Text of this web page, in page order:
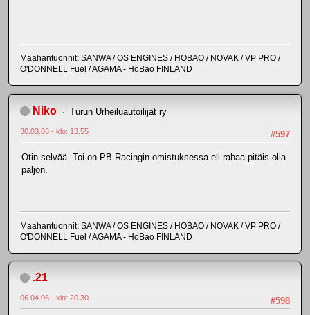
Maahantuonnit: SANWA / OS ENGINES / HOBAO / NOVAK / VP PRO /
O'DONNELL Fuel / AGAMA - HoBao FINLAND
Niko Turun Urheiluautoilijat ry
#597
30.03.06 - klo: 13.55
Otin selvää. Toi on PB Racingin omistuksessa eli rahaa pitäis olla
paljon.
Maahantuonnit: SANWA / OS ENGINES / HOBAO / NOVAK / VP PRO /
O'DONNELL Fuel / AGAMA - HoBao FINLAND
.21
#598
06.04.06 - klo: 20.30